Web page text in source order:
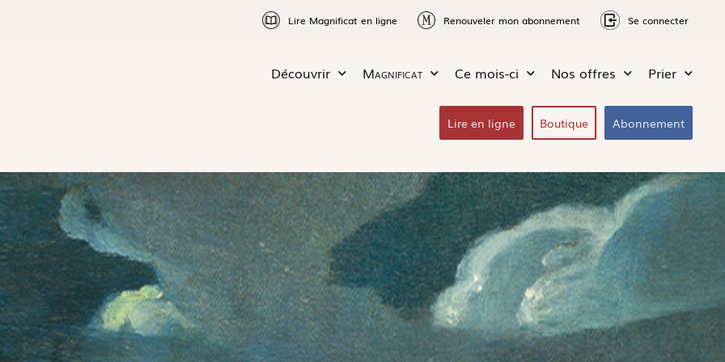
Lire Magnificat en ligne Renouveler mon abonnement Se connecter
Découvrir Magnificat Ce mois-ci Nos offres Prier
Lire en ligne Boutique Abonnement